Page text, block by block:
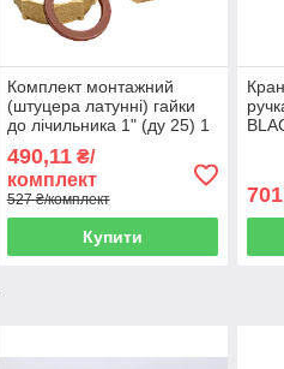
Комплект монтажний
(штуцера латунні) гайки
до лічильника 1" (ду 25) 1
490,11₴/
комплект
527 ₴/комплект
Купити
701